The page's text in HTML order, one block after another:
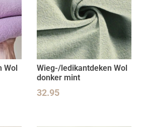
Wol
Wieg-/ledikantdeken Wol
donker mint
32.95